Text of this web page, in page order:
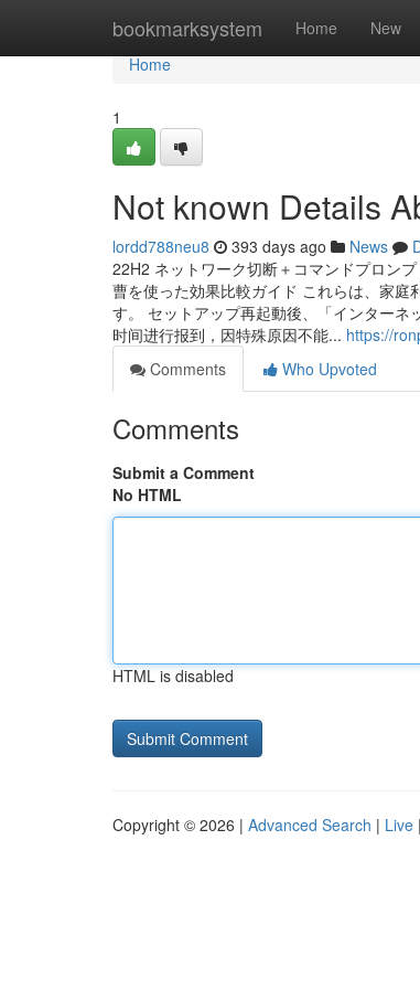
bookmarksystem Home New
Home
Home
1
Not known Details
lordd788neu8 393 days ago News
22H2 ネットワーク切断＋コマンドプロン
曹を使った効果比較ガイド これらは、家
す。 セットアップ再起動後、「インター
时间进行报到，因特殊原因不能... https://
Comments
Who Upvoted
Comments
Submit a Comment
No HTML
HTML is disabled
Copyright © 2026 | Advanced Search | Live |